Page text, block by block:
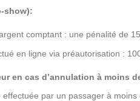
show):
comptant : une pénalité de
en ligne via préautorisation :
en cas d’annulation à moins
effectuée par un passager à